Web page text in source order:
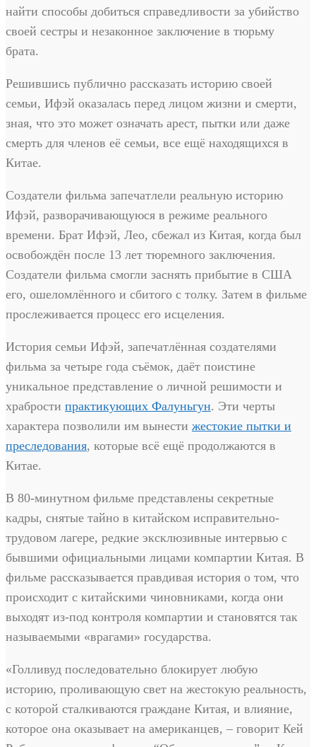
найти способы добиться справедливости за убийство
своей сестры и незаконное заключение в тюрьму
брата.
Решившись публично рассказать историю своей
семьи, Ифэй оказалась перед лицом жизни и смерти,
зная, что это может означать арест, пытки или даже
смерть для членов её семьи, все ещё находящихся в
Китае.
Создатели фильма запечатлели реальную историю
Ифэй, разворачивающуюся в режиме реального
времени. Брат Ифэй, Лео, сбежал из Китая, когда был
освобождён после 13 лет тюремного заключения.
Создатели фильма смогли заснять прибытие в США
его, ошеломлённого и сбитого с толку. Затем в фильме
прослеживается процесс его исцеления.
История семьи Ифэй, запечатлённая создателями
фильма за четыре года съёмок, даёт поистине
уникальное представление о личной решимости и
храбрости практикующих Фалуньгун. Эти черты
характера позволили им вынести жестокие пытки и
преследования, которые всё ещё продолжаются в
Китае.
В 80-минутном фильме представлены секретные
кадры, снятые тайно в китайском исправительно-
трудовом лагере, редкие эксклюзивные интервью с
бывшими официальными лицами компартии Китая. В
фильме рассказывается правдивая история о том, что
происходит с китайскими чиновниками, когда они
выходят из-под контроля компартии и становятся так
называемыми «врагами» государства.
«Голливуд последовательно блокирует любую
историю, проливающую свет на жестокую реальность,
с которой сталкиваются граждане Китая, и влияние,
которое она оказывает на американцев, – говорит Кей